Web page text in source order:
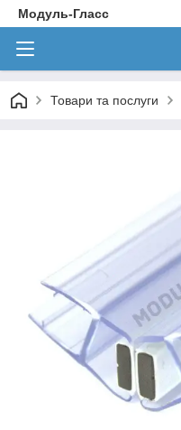
Модуль-Гласс
Товари та послуги